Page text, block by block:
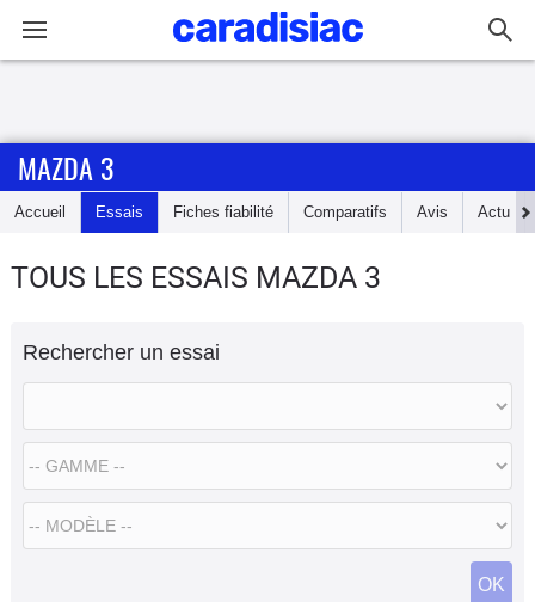
Accueil
Essais
Guide
d'achat
Electriques
Utilitaires
MAZDA 3
Accueil Essais Fiches fiabilité Comparatifs Avis Actu
TOUS LES ESSAIS MAZDA 3
Rechercher un essai
OK